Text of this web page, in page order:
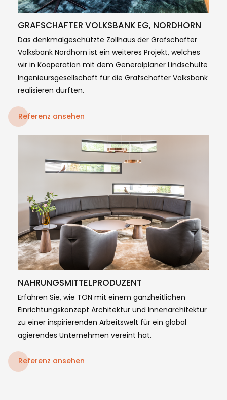
GRAFSCHAFTER VOLKSBANK EG, NORDHORN
Das denkmalgeschützte Zollhaus der Grafschafter
Volksbank Nordhorn ist ein weiteres Projekt, welches
wir in Kooperation mit dem Generalplaner Lindschulte
Ingenieursgesellschaft für die Grafschafter Volksbank
realisieren durften.
Referenz ansehen
NAHRUNGSMITTELPRODUZENT
Erfahren Sie, wie TON mit einem ganzheitlichen
Einrichtungskonzept Architektur und Innenarchitektur
zu einer inspirierenden Arbeitswelt für ein global
agierendes Unternehmen vereint hat.
Referenz ansehen